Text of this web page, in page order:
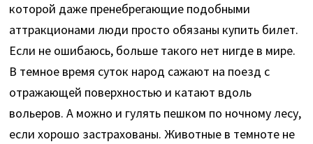
которой даже пренебрегающие подобными
аттракционами люди просто обязаны купить билет.
Если не ошибаюсь, больше такого нет нигде в мире.
В темное время суток народ сажают на поезд с
отражающей поверхностью и катают вдоль
вольеров. А можно и гулять пешком по ночному лесу,
если хорошо застрахованы. Животные в темноте не